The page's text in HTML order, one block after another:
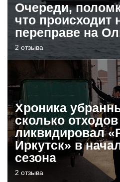
Очереди,
что происходит
переправе на
2 отзыва
Хроника
сколько отходов
ликвидировал
Иркутск» в
сезона
2 отзыва